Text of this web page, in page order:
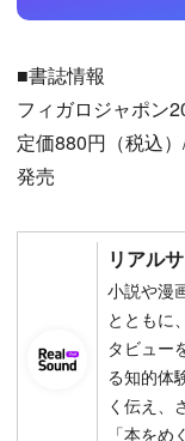
■書誌情報
フィガロジャポン
定価880円（税込
発売
リアル
小説や漫
とともに
タビュー
る知的体
く伝え、
「本をめ